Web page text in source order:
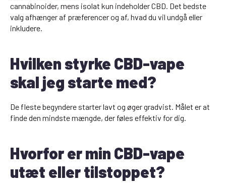
cannabinoider, mens isolat kun indeholder CBD. Det bedste
valg afhænger af præferencer og af, hvad du vil undgå eller
inkludere.
Hvilken styrke CBD-vape
skal jeg starte med?
De fleste begyndere starter lavt og øger gradvist. Målet er at
finde den mindste mængde, der føles effektiv for dig.
Hvorfor er min CBD-vape
utæt eller tilstoppet?